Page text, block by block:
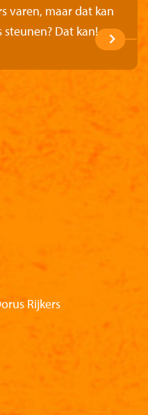
Rijkers
varen, maar dat kan
Dat kan!